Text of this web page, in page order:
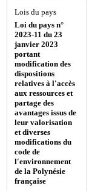
Lois du pays
Loi du pays n°
2023-11 du 23
janvier 2023
portant
modification des
dispositions
relatives à l'accès
aux ressources et
partage des
avantages issus de
leur valorisation
et diverses
modifications du
code de
l'environnement
de la Polynésie
française